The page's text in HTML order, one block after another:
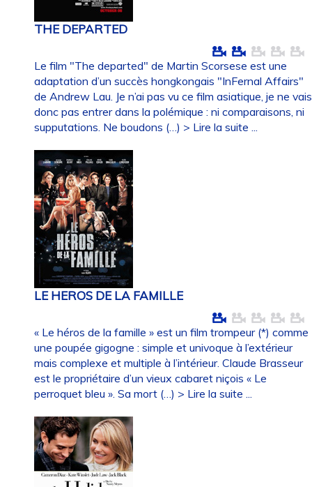
THE DEPARTED
Le film "The departed" de Martin Scorsese est une
adaptation d’un succès hongkongais "InFernal Affairs"
de Andrew Lau. Je n’ai pas vu ce film asiatique, je ne vais
donc pas entrer dans la polémique : ni comparaisons, ni
supputations. Ne boudons (…) > Lire la suite ...
LE HEROS DE LA FAMILLE
« Le héros de la famille » est un film trompeur (*) comme
une poupée gigogne : simple et univoque à l’extérieur
mais complexe et multiple à l’intérieur. Claude Brasseur
est le propriétaire d’un vieux cabaret niçois « Le
perroquet bleu ». Sa mort (…) > Lire la suite ...